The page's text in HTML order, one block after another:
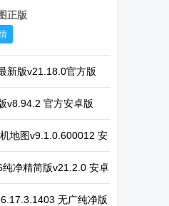
电视版
下载
整版
水印软件
正版
新版v21.18.0官方版
v8.94.2 官方安卓版
地图v9.1.0.600012 安
净精简版v21.2.0 安卓
无广纯净版